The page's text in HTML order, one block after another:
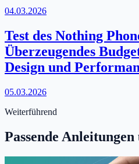
04.03.2026
Test des Nothing
Überzeugendes
Design und
05.03.2026
Weiterführend
Passende